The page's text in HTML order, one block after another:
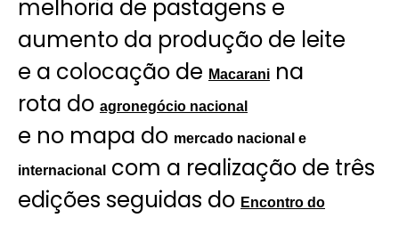
melhoria de pastagens e
aumento da produção de leite
e a colocação de Macarani na
rota do agronegócio nacional
e no mapa do mercado nacional e
internacional
com a realização de três
edições seguidas do Encontro do